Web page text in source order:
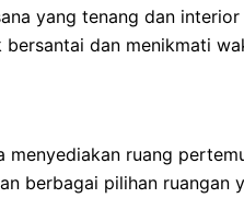
yang tenang dan
dan menikmati
ruang
berbagai pilihan ruangan